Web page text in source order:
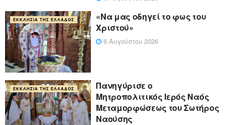
ΕΚΚΛΗΣΊΑ ΤΗΣ ΕΛΛΆΔΟΣ
«Να μας οδηγεί το φως του
Χριστού»
6 Αυγούστου 2026
ΕΚΚΛΗΣΊΑ ΤΗΣ ΕΛΛΆΔΟΣ
Πανηγύρισε ο
Μητροπολιτικός Ιερός Ναός
Μεταμορφώσεως του Σωτήρος
Ναούσης